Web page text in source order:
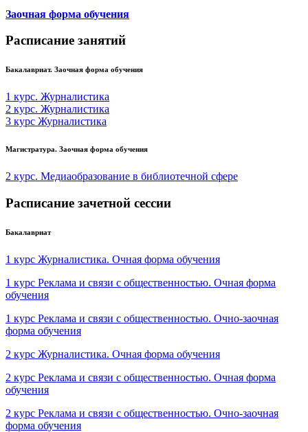
Заочная форма обучения
Расписание занятий
Бакалавриат. Заочная форма обучения
1 курс. Журналистика
2 курс. Журналистика
3 курс Журналистика
Магистратура. Заочная форма обучения
2 курс. Медиаобразование в библиотечной сфере
Расписание зачетной сессии
Бакалавриат
1 курс Журналистика. Очная форма обучения
1 курс Реклама и связи с общественностью. Очная форма
обучения
1 курс Реклама и связи с общественностью. Очно-заочная
форма обучения
2 курс Журналистика. Очная форма обучения
2 курс Реклама и связи с общественностью. Очная форма
обучения
2 курс Реклама и связи с общественностью. Очно-заочная
форма обучения